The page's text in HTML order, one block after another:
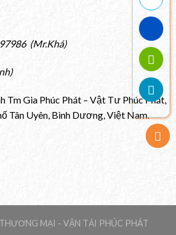
(Mr.Khá)
Tm Gia Phúc Phát – Vật Tư Phúc Phát,
Tân Uyên, Bình Dương, Việt Nam.
MẠI - VẬN TẢI PHÚC PHÁT